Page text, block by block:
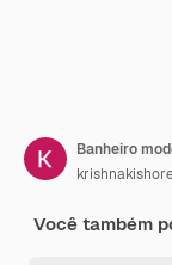
Banheiro
Você também